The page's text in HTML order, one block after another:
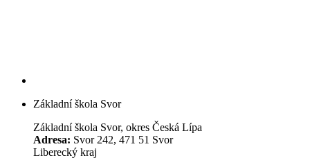
Základní škola Svor
Základní škola Svor, okres Česká Lípa
Adresa: Svor 242, 471 51 Svor
Liberecký kraj